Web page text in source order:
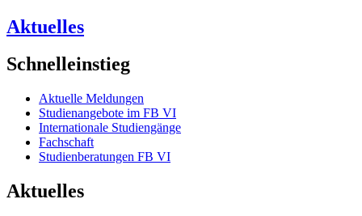
Aktuelles
Schnelleinstieg
Aktuelle Meldungen
Studienangebote im FB VI
Internationale Studiengänge
Fachschaft
Studienberatungen FB VI
Aktuelles